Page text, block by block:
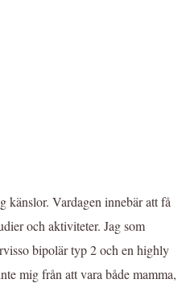
känslor. Vardagen innebär att få
och aktiviteter. Jag som
bipolär typ 2 och en highly
mig från att vara både mamma,